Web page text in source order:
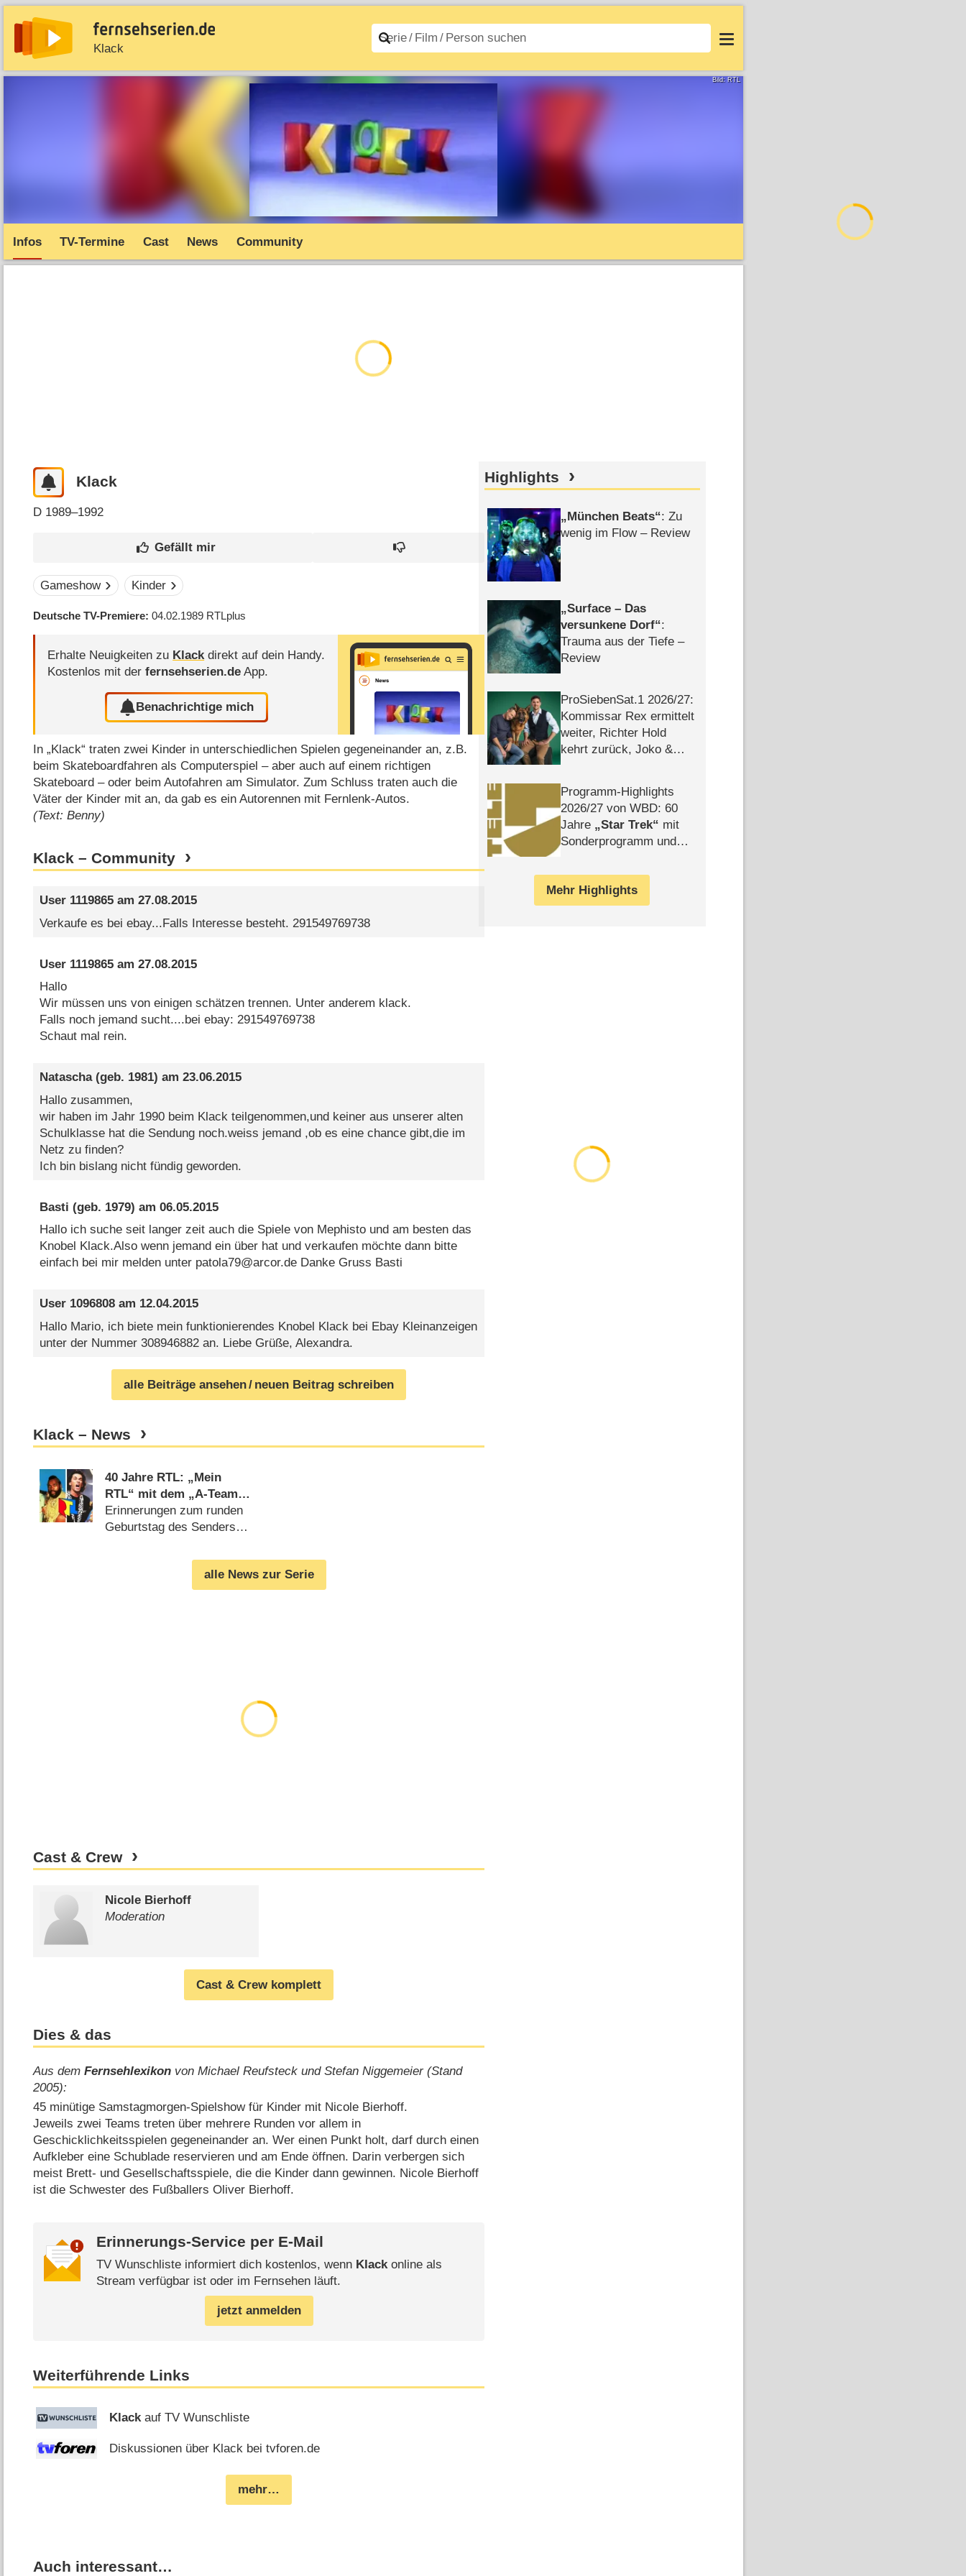
Klack
News Entdecken Filme A–Z Login
Bild: RTL
Infos TV-Termine Cast News Community
Klack
D 1989–1992
Gameshow Kinder
Deutsche TV-Premiere 04.02.1989 RTLplus
Erhalte Neuigkeiten zu Klack direkt auf dein Handy.
Kostenlos mit derfernsehserien.de App.
Benachrichtige mich
In „Klack“ traten zwei Kinder in unterschiedlichen Spielen gegeneinander an, z.B.
beim Skateboardfahren als Computerspiel – aber auch auf einem richtigen
Skateboard – oder beim Autofahren am Simulator. Zum Schluss traten auch die
Väter der Kinder mit an, da gab es ein Autorennen mit Fernlenk-Autos.
(Text: Benny)
Klack – Community
User 1119865am 27.08.2015
Verkaufe es bei ebay...Falls Interesse besteht. 291549769738
User 1119865am 27.08.2015
Hallo
Wir müssen uns von einigen schätzen trennen. Unter anderem klack.
Falls noch jemand sucht....bei ebay: 291549769738
Schaut mal rein.
Natascha(geb. 1981) am 23.06.2015
Hallo zusammen,
wir haben im Jahr 1990 beim Klack teilgenommen,und keiner aus unserer alten
Schulklasse hat die Sendung noch.weiss jemand ,ob es eine chance gibt,die im
Netz zu finden?
Ich bin bislang nicht fündig geworden.
Basti (geb. 1979) am 06.05.2015
Hallo ich suche seit langer zeit auch die Spiele von Mephisto und am besten das
Knobel Klack.Also wenn jemand ein über hat und verkaufen möchte dann bitte
einfach bei mir melden unter patola79@arcor.de Danke Gruss Basti
User 1096808am 12.04.2015
Hallo Mario, ich biete mein funktionierendes Knobel Klack bei Ebay Kleinanzeigen
unter der Nummer 308946882 an. Liebe Grüße, Alexandra.
alle Beiträge ansehen/ neuen Beitrag schreiben
Klack – News
40 Jahre RTL: „Mein
RTL“ mit dem „A-Team“
und „Alles Nichts
Oder?!“
Erinnerungen zum runden
Geburtstag des Senders
alle News zur Serie
Cast & Crew
Nicole Bierhoff
Moderation
Cast & Crew komplett
Dies & das
Aus demFernsehlexikon von Michael Reufsteck und Stefan Niggemeier (Stand
2005):
45 minütige Samstagmorgen-Spielshow für Kinder mit Nicole Bierhoff.
Jeweils zwei Teams treten über mehrere Runden vor allem in
Geschicklichkeitsspielen gegeneinander an. Wer einen Punkt holt, darf durch einen
Aufkleber eine Schublade reservieren und am Ende öffnen. Darin verbergen sich
meist Brett- und Gesellschaftsspiele, die die Kinder dann gewinnen. Nicole Bierhoff
ist die Schwester des Fußballers Oliver Bierhoff.
Erinnerungs-Service per E-Mail
TV Wunschliste informiert dich kostenlos, wenn Klackonline als
Stream verfügbar ist oder im Fernsehen läuft.
jetzt anmelden
Weiterführende Links
Klackauf TV Wunschliste
Diskussionen über Klack bei tvforen.de
mehr…
Highlights
München Beats : Zu
wenig im Flow – Review
Surface – Das
versunkene Dorf :
Trauma aus der Tiefe –
Review
ProSiebenSat.1 2026/​27:
Kommissar Rex ermittelt
weiter, Richter Hold
kehrt zurück, Joko &
Programm-Highlights
2026/​27 von WBD: 60
Jahre
Star Trek
mit
Sonderprogramm und
Mehr Highlights
Auch interessant…